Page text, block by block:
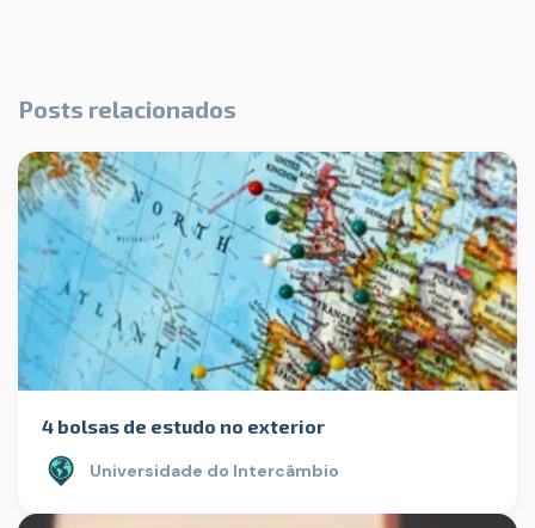
Posts relacionados
4 bolsas de estudo no exterior
Universidade do Intercâmbio